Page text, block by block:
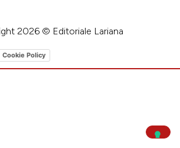
2026 © Editoriale Lariana
Cookie Policy